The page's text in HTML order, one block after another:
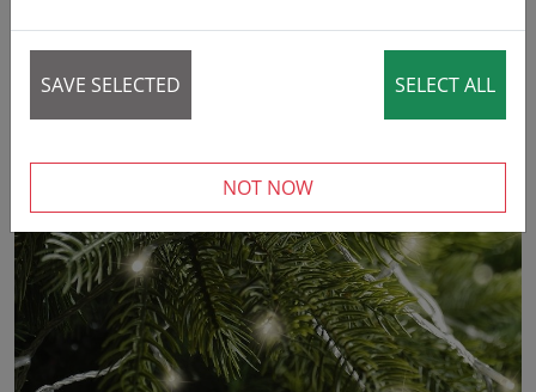
‹ ›
SAVE SELECTED SELECT ALL
NOT NOW